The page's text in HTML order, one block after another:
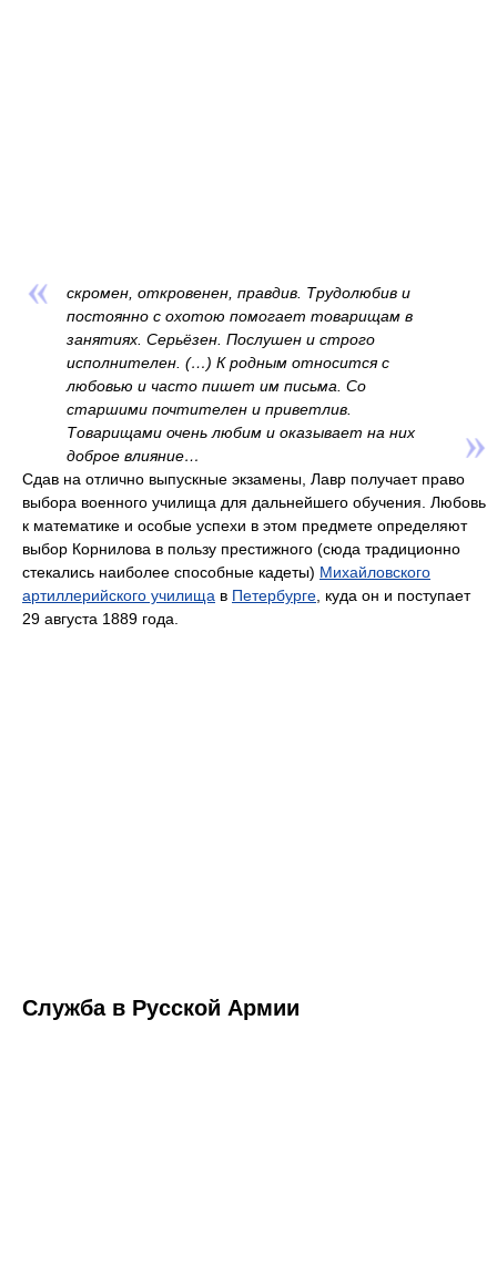
скромен, откровенен, правдив. Трудолюбив и
постоянно с охотою помогает товарищам в
занятиях. Серьёзен. Послушен и строго
исполнителен. (…) К родным относится с
любовью и часто пишет им письма. Со
старшими почтителен и приветлив.
Товарищами очень любим и оказывает на них
доброе влияние…
Сдав на отлично выпускные экзамены, Лавр получает право
выбора военного училища для дальнейшего обучения. Любовь
к математике и особые успехи в этом предмете определяют
выбор Корнилова в пользу престижного (сюда традиционно
стекались наиболее способные кадеты) Михайловского
артиллерийского училища в Петербурге , куда он и поступает
29 августа 1889 года.
Служба в Русской Армии